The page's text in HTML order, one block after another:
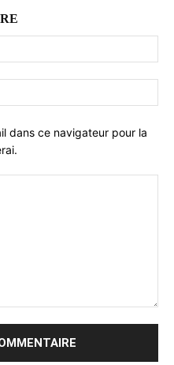
:*
:*
dans ce navigateur pour la